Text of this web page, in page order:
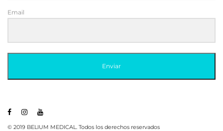
Email
Enviar
© 2019 BELIUM MEDICAL. Todos los derechos reservados